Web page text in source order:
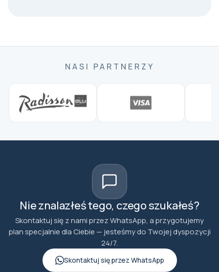
NASI PARTNERZY
Nie znalazłeś tego, czego szukałeś?
Skontaktuj się z nami przez WhatsApp, a przygotujemy
plan specjalnie dla Ciebie — jesteśmy do Twojej dyspozycji
24/7.
Skontaktuj się przez WhatsApp